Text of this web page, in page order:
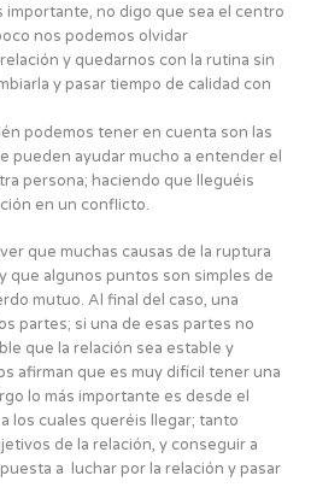
importante, no digo que sea el centro
nos podemos olvidar
y quedarnos con la rutina sin
y pasar tiempo de calidad con
podemos tener en cuenta son las
pueden ayudar mucho a entender el
persona; haciendo que lleguéis
en un conflicto.
que muchas causas de la ruptura
que algunos puntos son simples de
mutuo. Al final del caso, una
partes; si una de esas partes no
que la relación sea estable y
afirman que es muy difícil tener una
lo más importante es desde el
los cuales queréis llegar; tanto
de la relación, y conseguir a
a luchar por la relación y pasar